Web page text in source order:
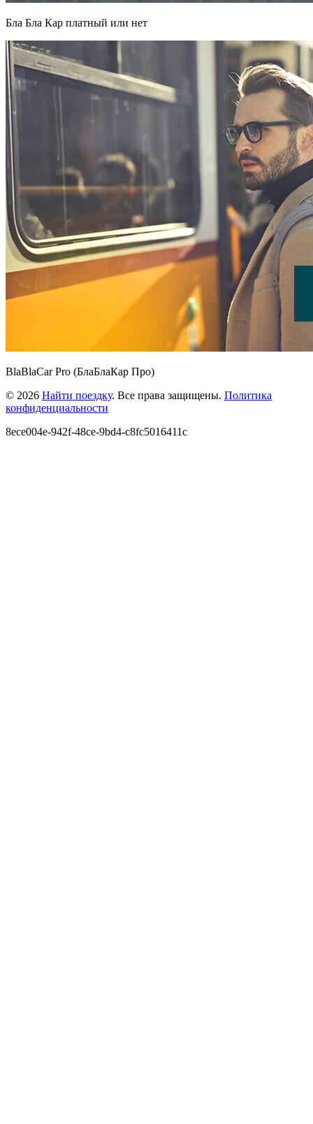
Бла Бла Кар платный или нет
BlaBlaCar Pro (БлаБлаКар Про)
© 2026 Найти поездку. Все права защищены. Политика
конфиденциальности
8ece004e-942f-48ce-9bd4-c8fc5016411c